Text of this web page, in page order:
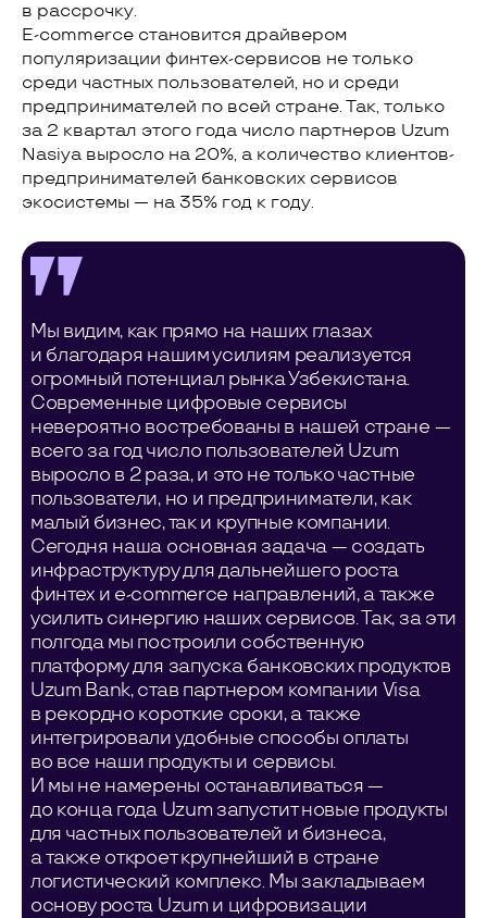
в рассрочку.
E-commerce становится драйвером
популяризации финтех-сервисов не только
среди частных пользователей, но и среди
предпринимателей по всей стране. Так, только
за 2 квартал этого года число партнеров Uzum
Nasiya выросло на 20%, а количество клиентов-
предпринимателей банковских сервисов
экосистемы — на 35% год к году.
Мы видим, как прямо на наших глазах
и благодаря нашим усилиям реализуется
огромный потенциал рынка Узбекистана.
Современные цифровые сервисы
невероятно востребованы в нашей стране —
всего за год число пользователей Uzum
выросло в 2 раза, и это не только частные
пользователи, но и предприниматели, как
малый бизнес, так и крупные компании.
Сегодня наша основная задача — создать
инфраструктуру для дальнейшего роста
финтех и e-commerce направлений, а также
усилить синергию наших сервисов. Так, за эти
полгода мы построили собственную
платформу для запуска банковских продуктов
Uzum Bank, став партнером компании Visa
в рекордно короткие сроки, а также
интегрировали удобные способы оплаты
во все наши продукты и сервисы.
И мы не намерены останавливаться —
до конца года Uzum запустит новые продукты
для частных пользователей и бизнеса,
а также откроет крупнейший в стране
логистический комплекс. Мы закладываем
основу роста Uzum и цифровизации